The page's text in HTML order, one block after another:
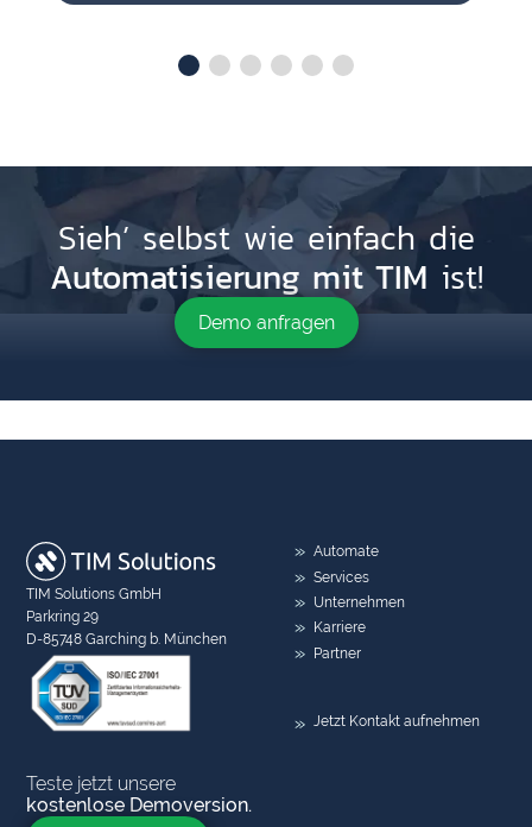
Sieh’ selbst wie einfach die
Automatisierung mit TIM ist!
Demo anfragen
TIM Solutions GmbH
Parkring 29
D-85748 Garching b. München
Automate
Services
Unternehmen
Karriere
Partner
Jetzt Kontakt aufnehmen
Teste jetzt unsere
kostenlose Demoversion.